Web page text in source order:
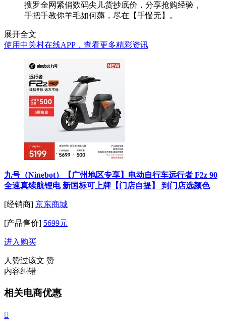
搜罗全网紧俏数码尖儿货抄底价，分享抢购经验，
手把手教你羊毛如何薅，尽在【手慢无】。
展开全文
使用中关村在线APP，查看更多精彩资讯
九号（Ninebot）【广州地区专享】电动自行车远行者 F2z 90
全速真续航锂电 新国标可上牌【门店自提】 到门店选颜色
[经销商] 京东商城
[产品售价] 5699元
进入购买
人赞过该文 赞
内容纠错
相关电商优惠
